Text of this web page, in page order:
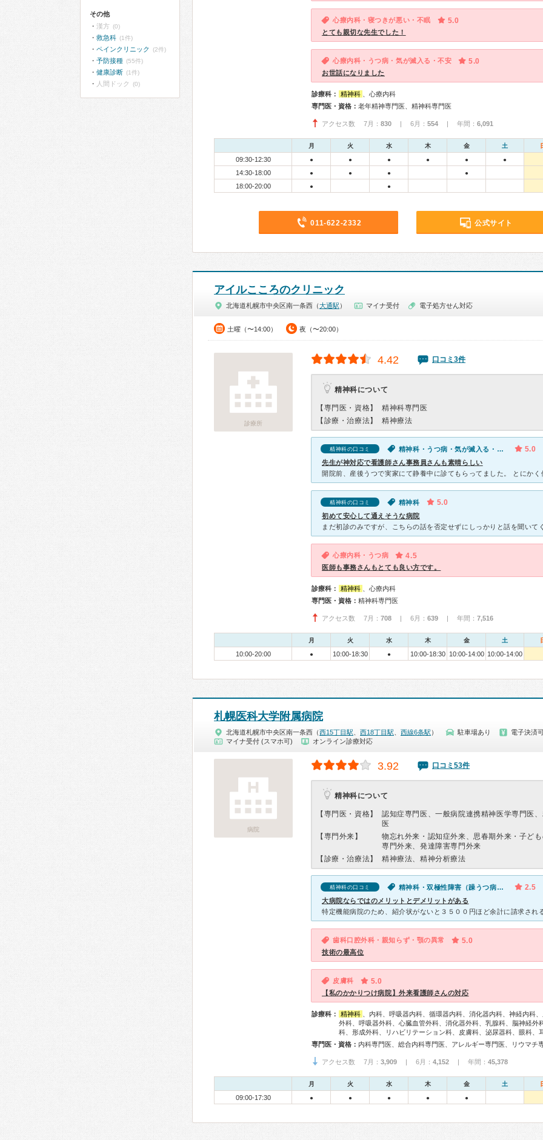
心療内科・寝つきが悪い・不眠 5.0
とても親切な先生でした！
心療内科・うつ病・気が滅入る・不安 5.0
お世話になりました
診療科： 精神科
、心療内科
専門医・資格： 老年精神専門医、精神科専門医
アクセス数 7月： 830 | 6月： 554 | 年間： 6,091
月 火 水 木 金 土
09:30-12:30 ● ● ● ● ● ●
14:30-18:00 ● ● ● ●
18:00-20:00 ● ●
011-622-2332 公式サイト
アイルこころのクリニック
北海道札幌市中央区南一条西（大通駅 ） マイナ受付 電子処方せん対応
土曜（〜14:00） 夜（〜20:00）
診療所
4.42 口コミ3件
精神科について
【専門医・資格】
精神科専門医
【診療・治療法】
精神療法
精神科の口コミ 精神科・うつ病・気が滅入る・不安 5.0
先生が神対応で看護師さん事務員さんも素晴らしい
精神科の口コミ 精神科 5.0
初めて安心して通えそうな病院
心療内科・うつ病 4.5
医師も事務さんもとても良い方です。
診療科： 精神科
、心療内科
専門医・資格： 精神科専門医
アクセス数 7月： 708 | 6月： 639 | 年間： 7,516
月 火 水 木 金 土
10:00-20:00 ● 10:00-18:30 ● 10:00-18:30 10:00-14:00 10:00-14:00
札幌医科大学附属病院
北海道札幌市中央区南一条西（西15丁目駅 西18丁目駅 西線6条駅 ） 駐車場あり
電子決済
マイナ受付 (スマホ可)
オンライン診療対応
病院
3.92 口コミ53件
精神科について
【専門医・資格】
認知症専門医、一般病院連携精神医学専門医
医
【専門外来】
物忘れ外来・認知症外来、思春期外来・子ど
専門外来、発達障害専門外来
【診療・治療法】
精神療法、精神分析療法
精神科の口コミ 精神科・双極性障害（躁うつ病）・ほてり・体調不良・気分が異常に高揚している 2.5
大病院ならではのメリットとデメリットがある
歯科口腔外科・親知らず・顎の異常 5.0
技術の最高位
皮膚科 5.0
【私のかかりつけ病院】外来看護師さんの対応
診療科： 精神科
、内科、呼吸器内科、循環器内科、消化器内科、神経内科
外科、呼吸器外科、心臓血管外科、消化器外科、乳腺科、脳神経外
科、形成外科、リハビリテーション科、皮膚科、泌尿器科、眼科、
専門医・資格：
アクセス数 7月： 3,909 | 6月： 4,152 | 年間： 45,378
月 火 水 木 金 土
09:00-17:30 ● ● ● ● ●
その他
漢方 (0)
救急科 (1件)
ペインクリニック (2件)
予防接種 (55件)
健康診断 (1件)
人間ドック (0)